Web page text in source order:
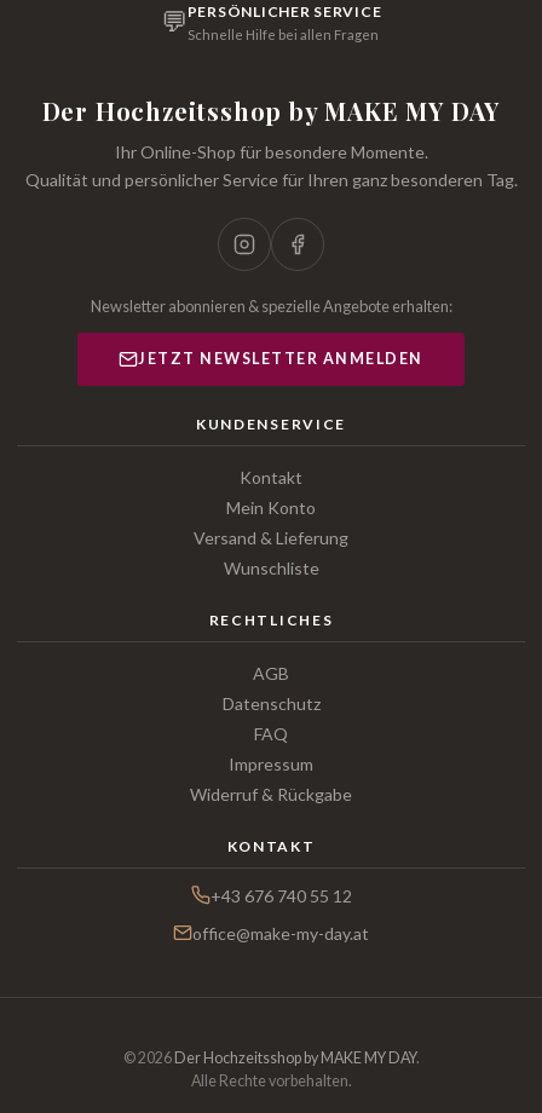
💬 PERSÖNLICHER SERVICE
Schnelle Hilfe bei allen Fragen
Der Hochzeitsshop by MAKE MY DAY
Ihr Online-Shop für besondere Momente.
Qualität und persönlicher Service für Ihren ganz besonderen Tag.
Newsletter abonnieren & spezielle Angebote erhalten:
JETZT NEWSLETTER ANMELDEN
KUNDENSERVICE
Kontakt
Mein Konto
Versand & Lieferung
Wunschliste
RECHTLICHES
AGB
Datenschutz
FAQ
Impressum
Widerruf & Rückgabe
KONTAKT
+43 676 740 55 12
office@make-my-day.at
© 2026 Der Hochzeitsshop by MAKE MY DAY.
Alle Rechte vorbehalten.